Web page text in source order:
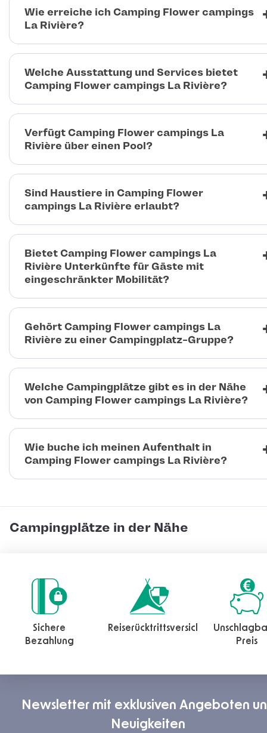
Wie erreiche ich Camping Flower campings
La Rivière?
Welche Ausstattung und Services bietet
Camping Flower campings La Rivière?
Verfügt Camping Flower campings La
Rivière über einen Pool?
Sind Haustiere in Camping Flower
campings La Rivière erlaubt?
Bietet Camping Flower campings La
Rivière Unterkünfte für Gäste mit
eingeschränkter Mobilität?
Gehört Camping Flower campings La
Rivière zu einer Campingplatz-Gruppe?
Welche Campingplätze gibt es in der Nähe
von Camping Flower campings La Rivière?
Wie buche ich meinen Aufenthalt in
Camping Flower campings La Rivière?
Campingplätze in der Nähe
Sichere
Bezahlung
Reiserücktrittsversicherung
Preis
Newsletter mit exklusiven Angeboten
Neuigkeiten